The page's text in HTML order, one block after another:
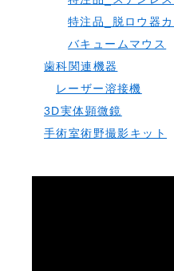
特注品_脱ロウ器
バキュームマウス
歯科関連機器
レーザー溶接機
3D実体顕微鏡
手術室術野撮影キット